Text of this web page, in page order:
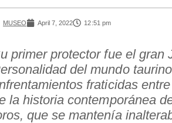
MUSEO April 7, 2022 12:51 pm
primer protector fue el gran
del mundo
fraticidas
la historia contemporánea
que se mantenía